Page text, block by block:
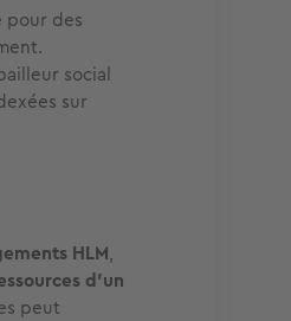
pour des
social
sur
HLM,
d'un
peut